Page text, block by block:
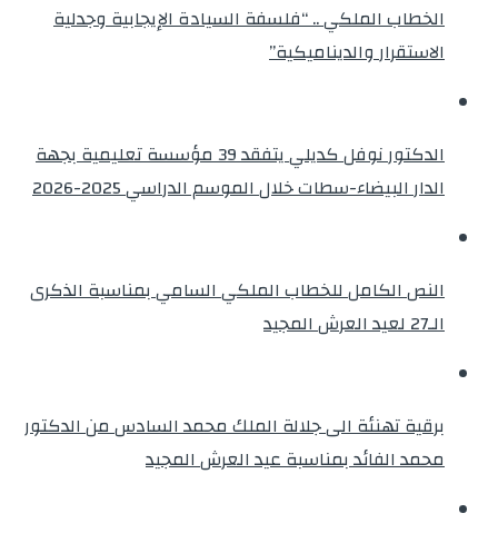
الخطاب الملكي .. “فلسفة السيادة الإيجابية وجدلية
الاستقرار والديناميكية”
الدكتور نوفل كديلي يتفقد 39 مؤسسة تعليمية بجهة
الدار البيضاء-سطات خلال الموسم الدراسي 2025-2026
النص الكامل للخطاب الملكي السامي بمناسبة الذكرى
الـ27 لعيد العرش المجيد
برقية تهنئة الى جلالة الملك محمد السادس من الدكتور
محمد الفائد بمناسبة عيد العرش المجيد